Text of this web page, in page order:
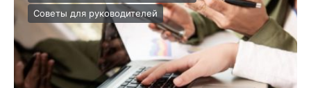
Советы для руководителей